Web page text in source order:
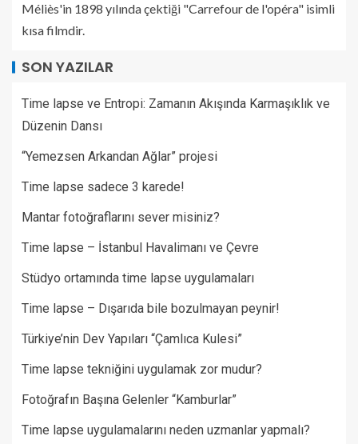
Méliès'in 1898 yılında çektiği "Carrefour de l'opéra" isimli
kısa filmdir.
SON YAZILAR
Time lapse ve Entropi: Zamanın Akışında Karmaşıklık ve
Düzenin Dansı
“Yemezsen Arkandan Ağlar” projesi
Time lapse sadece 3 karede!
Mantar fotoğraflarını sever misiniz?
Time lapse – İstanbul Havalimanı ve Çevre
Stüdyo ortamında time lapse uygulamaları
Time lapse – Dışarıda bile bozulmayan peynir!
Türkiye’nin Dev Yapıları “Çamlıca Kulesi”
Time lapse tekniğini uygulamak zor mudur?
Fotoğrafın Başına Gelenler “Kamburlar”​
Time lapse uygulamalarını neden uzmanlar yapmalı?